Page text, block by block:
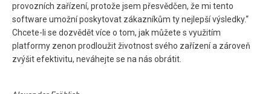
provozních zařízení, protože jsem přesvědčen, že mi tento
software umožní poskytovat zákazníkům ty nejlepší výsledky.“
Chcete-li se dozvědět více o tom, jak můžete s využitím
platformy zenon prodloužit životnost svého zařízení a zároveň
zvýšit efektivitu, neváhejte se na nás obrátit.